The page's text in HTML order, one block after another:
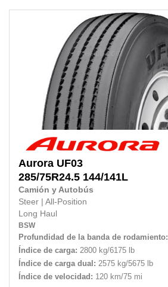
Aurora UF03
285/75R24.5 144/141L
Camión y Autobús
Steer
All-Position
Long Haul
BSW
Profundidad de la banda de rodamiento:
Índice de carga: 2800 kg/6175 lb
Índice de carga dual: 2575 kg/5675 lb
Índice de velocidad: 120 km/75 mi